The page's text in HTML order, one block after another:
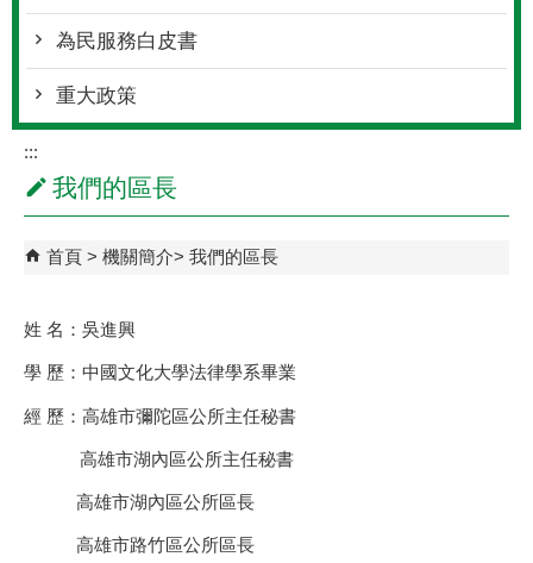
為民服務白皮書
重大政策
:::
我們的區長
首頁 機關簡介 我們的區長
姓 名：吳進興
學 歷：中國文化大學法律學系畢業
經 歷：高雄市彌陀區公所主任秘書
高雄市湖內區公所主任秘書
高雄市湖內區公所區長
高雄市路竹區公所區長